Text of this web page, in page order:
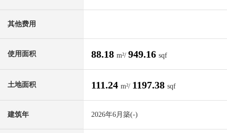
其他费用
使用面积 88.18 m²/ 949.16 sqf
土地面积 111.24 m²/ 1197.38 sqf
建筑年 2026年6月築(-)